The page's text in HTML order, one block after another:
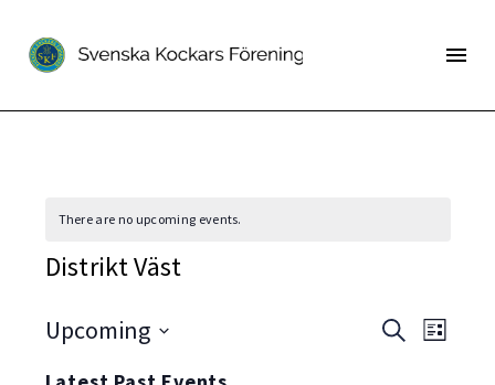
There are no upcoming events.
Distrikt Väst
SearchList
Upcoming